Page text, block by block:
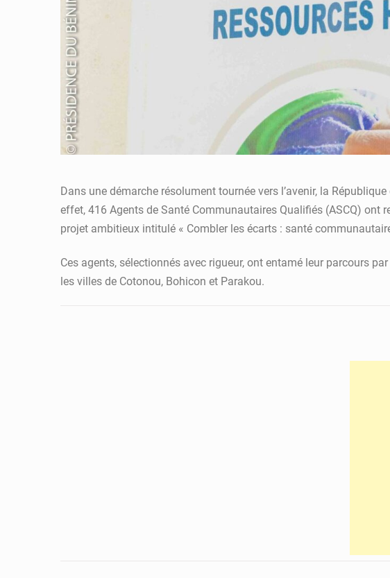
Dans une démarche résolument tournée vers l’avenir, la
effet, 416 Agents de Santé Communautaires Qualifiés (ASCQ) ont
projet ambitieux intitulé « Combler les écarts : santé
Ces agents, sélectionnés avec rigueur, ont entamé leur parcours
les villes de Cotonou, Bohicon et Parakou.